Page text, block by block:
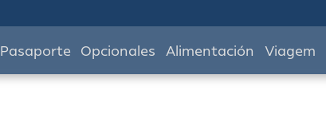
Pasaporte Opcionales Alimentación Viagem